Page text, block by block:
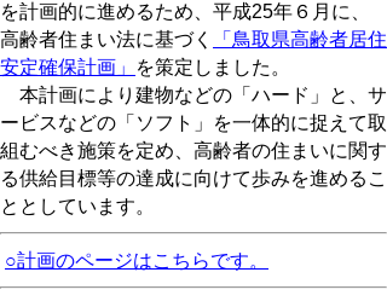
を計画的に進めるため、平成25年６月に、
高齢者住まい法に基づく
「鳥取県高齢者居住
安定確保計画」
を策定しました。
本計画により建物などの「ハード」と、サ
ービスなどの「ソフト」を一体的に捉えて取
組むべき施策を定め、高齢者の住まいに関す
る供給目標等の達成に向けて歩みを進めるこ
ととしています。
○計画のページはこちらです。